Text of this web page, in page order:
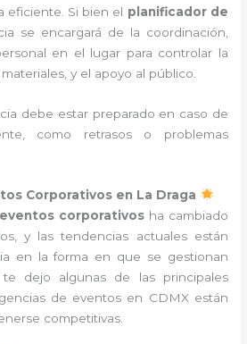
eficiente. Si bien el planificador de
se encargará de la coordinación,
en el lugar para controlar la
y el apoyo al público.
debe estar preparado en caso de
como retrasos o problemas
Corporativos en La Draga
corporativosha cambiado
y las tendencias actuales están
en la forma en que se gestionan
dejo algunas de las principales
de eventos en CDMX están
competitivas.